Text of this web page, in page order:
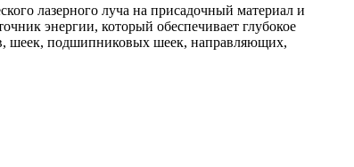
лазерного луча на присадочный материал и
энергии, который обеспечивает глубокое
шеек, подшипниковых шеек, направляющих,